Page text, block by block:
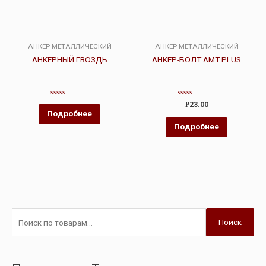
АНКЕР МЕТАЛЛИЧЕСКИЙ
АНКЕРНЫЙ ГВОЗДЬ
Оценка
0
из
5
Подробнее
АНКЕР МЕТАЛЛИЧЕСКИЙ
АНКЕР-БОЛТ AMT PLUS
Оценка
из
5
Р23.00
Подробнее
Поиск